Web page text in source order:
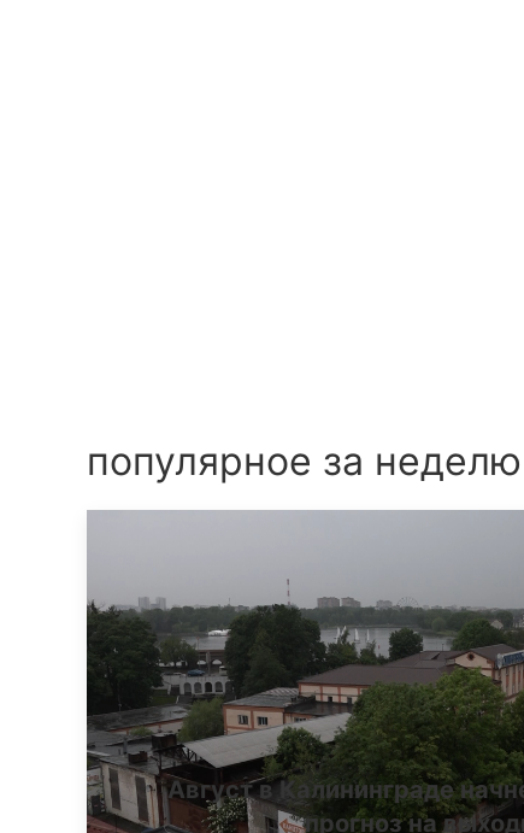
популярное за неделю
Август в Калининграде
прогноз на